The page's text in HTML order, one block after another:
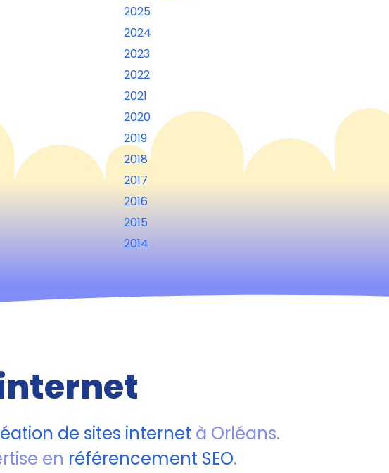
2025
2024
2023
2022
2021
2020
2019
2018
2017
2016
2015
2014
de sites internet à Orléans.
en référencement SEO.